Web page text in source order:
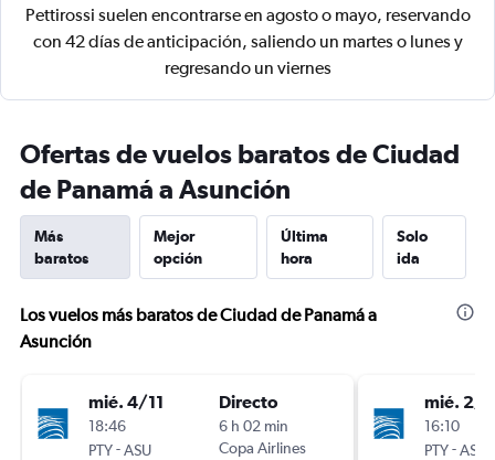
Pettirossi suelen encontrarse en agosto o mayo, reservando
con 42 días de anticipación, saliendo un martes o lunes y
regresando un viernes
Ofertas de vuelos baratos de Ciudad
de Panamá a Asunción
Más
baratos
Mejor
opción
Última
hora
Solo
ida
Los vuelos más baratos de Ciudad de Panamá a
Asunción
mié. 4/11
18:46
PTY-ASU
Directo
6 h 02 min
Copa Airlines
mié. 2/9
16:10
PTY-ASU